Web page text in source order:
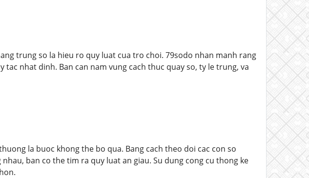
trung so la hieu ro quy luat cua tro choi. 79sodo nhan manh rang
nhat dinh. Ban can nam vung cach thuc quay so, ty le trung, va
la buoc khong the bo qua. Bang cach theo doi cac con so
ban co the tim ra quy luat an giau. Su dung cong cu thong ke